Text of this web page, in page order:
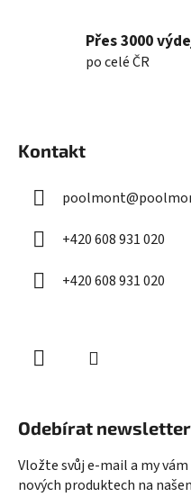
Přes 3000
po celé ČR
Kontakt
poolmont@
+420 608 931 020
+420 608 931 020
Odebírat newsletter
Vložte svůj e-mail a my
nových produktech na